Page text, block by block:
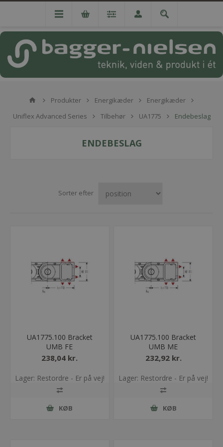
Produkter Energikæder
Energikæder
Uniflex Advanced Series
Tilbehør UA1775 Endebeslag
ENDEBESLAG
Sorter efter
UA1775.100 Bracket
UMB FE
238,04 kr.
Lager: Restordre - Er på vej!
KØB
UA1775.100 Bracket
UMB ME
232,92 kr.
Lager: Restordre - Er på vej!
KØB